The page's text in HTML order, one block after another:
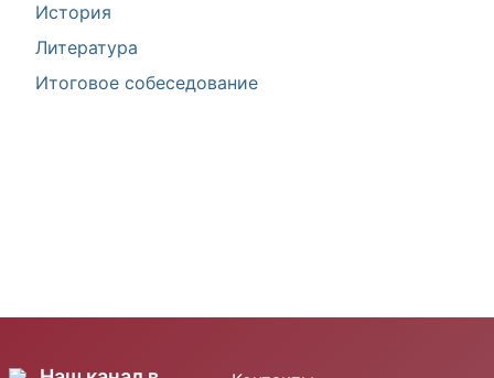
История
Литература
Итоговое собеседование